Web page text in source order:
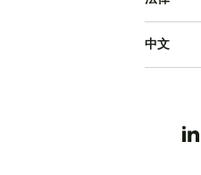
中文